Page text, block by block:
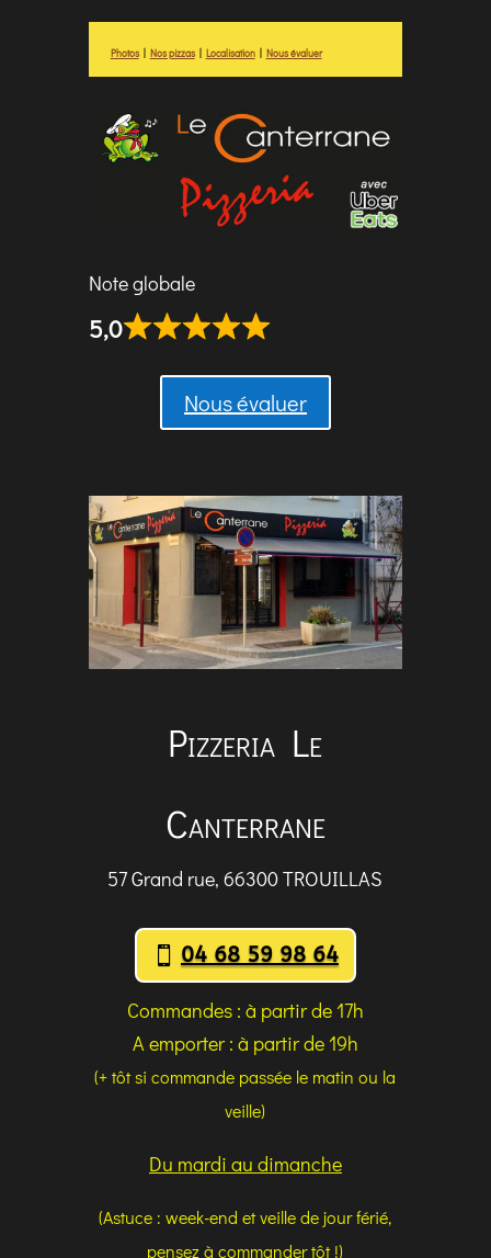
Photos| Nos pizzas| Localisation| Nous évaluer
Note globale
5,0
Nous évaluer
Pizzeria Le
Canterrane
57 Grand rue, 66300 TROUILLAS
04 68 59 98 64
Commandes : à partir de 17h
A emporter : à partir de 19h
(+ tôt si commande passée le matin ou la
veille)
Du mardi au dimanche
(Astuce : week-end et veille de jour férié,
pensez à commander tôt !)